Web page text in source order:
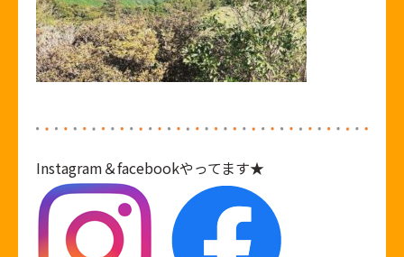
Instagram＆facebookやってます★